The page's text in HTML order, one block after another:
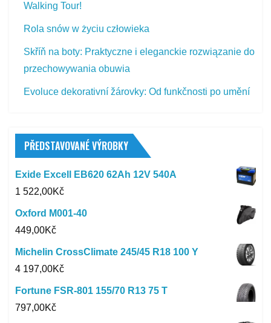
Walking Tour!
Rola snów w życiu człowieka
Skříň na boty: Praktyczne i eleganckie rozwiązanie do
przechowywania obuwia
Evoluce dekorativní žárovky: Od funkčnosti po umění
PŘEDSTAVOVANÉ VÝROBKY
Exide Excell EB620 62Ah 12V 540A
1 522,00Kč
Oxford M001-40
449,00Kč
Michelin CrossClimate 245/45 R18 100 Y
4 197,00Kč
Fortune FSR-801 155/70 R13 75 T
797,00Kč